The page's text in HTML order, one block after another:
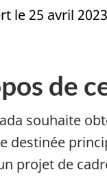
le 25 avril
de
souhaite
destinée
projet de